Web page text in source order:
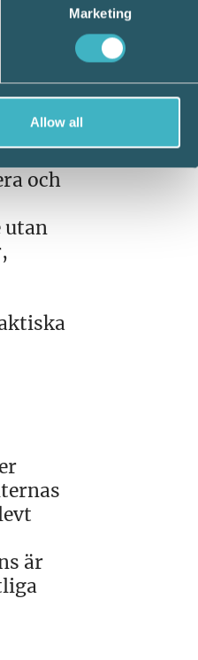
Marketing
Allow all
av
för
och
utan
är